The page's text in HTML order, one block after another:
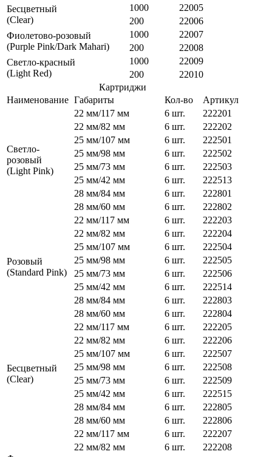
Бесцветный
(Clear)
1000
22005
200
22006
Фиолетово-розовый
(Purple Pink/Dark Mahari)
1000
22007
200
22008
Cветло-красный
(Light Red)
1000
22009
200
22010
Картриджи
Наименование Габариты Кол-во Артикул
Cветло-
розовый
(Light Pink)
22 мм/117 мм 6 шт.
222201
22 мм/82 мм
6 шт.
222202
25 мм/107 мм
6 шт.
222501
25 мм/98 мм
6 шт.
222502
25 мм/73 мм
6 шт.
222503
25 мм/42 мм
6 шт.
222513
28 мм/84 мм
6 шт.
222801
28 мм/60 мм
6 шт. 222802
Розовый
(Standard Pink)
22 мм/117 мм 6 шт.
222203
22 мм/82 мм
6 шт.
222204
25 мм/107 мм
6 шт.
222504
25 мм/98 мм
6 шт.
222505
25 мм/73 мм
6 шт.
222506
25 мм/42 мм
6 шт.
222514
28 мм/84 мм
6 шт.
222803
28 мм/60 мм
6 шт. 222804
Бесцветный
(Clear)
22 мм/117 мм 6 шт.
222205
22 мм/82 мм
6 шт.
222206
25 мм/107 мм
6 шт.
222507
25 мм/98 мм
6 шт.
222508
25 мм/73 мм
6 шт.
222509
25 мм/42 мм
6 шт.
222515
28 мм/84 мм
6 шт.
222805
28 мм/60 мм
6 шт. 222806
22 мм/117 мм 6 шт.
222207
22 мм/82 мм
6 шт.
222208